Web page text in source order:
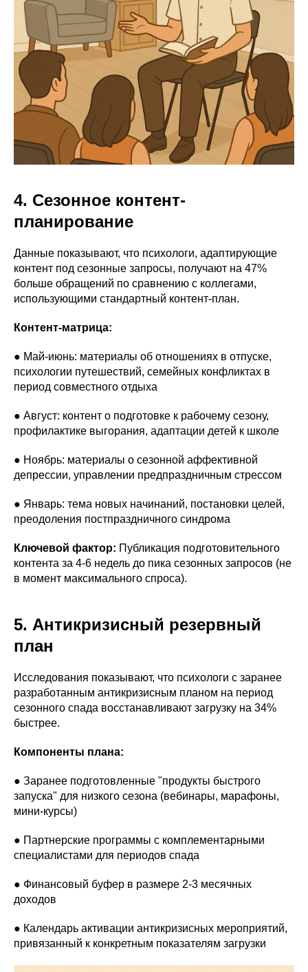
4. Сезонное контент-
планирование
Данные показывают, что психологи, адаптирующие
контент под сезонные запросы, получают на 47%
больше обращений по сравнению с коллегами,
использующими стандартный контент-план.
Контент-матрица:
● Май-июнь: материалы об отношениях в отпуске,
психологии путешествий, семейных конфликтах в
период совместного отдыха
● Август: контент о подготовке к рабочему сезону,
профилактике выгорания, адаптации детей к школе
● Ноябрь: материалы о сезонной аффективной
депрессии, управлении предпраздничным стрессом
● Январь: тема новых начинаний, постановки целей,
преодоления постпраздничного синдрома
Ключевой фактор: Публикация подготовительного
контента за 4-6 недель до пика сезонных запросов (не
в момент максимального спроса).
5. Антикризисный резервный
план
Исследования показывают, что психологи с заранее
разработанным антикризисным планом на период
сезонного спада восстанавливают загрузку на 34%
быстрее.
Компоненты плана:
● Заранее подготовленные "продукты быстрого
запуска" для низкого сезона (вебинары, марафоны,
мини-курсы)
● Партнерские программы с комплементарными
специалистами для периодов спада
● Финансовый буфер в размере 2-3 месячных
доходов
● Календарь активации антикризисных мероприятий,
привязанный к конкретным показателям загрузки